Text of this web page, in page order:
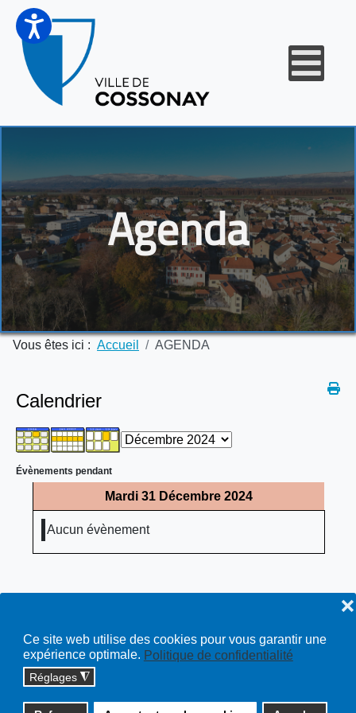
Ce site web utilise des cookies pour vous garantir une
expérience optimale. Politique de confidentialité
Réglages ◮
❌
Agenda
Vous êtes ici : Accueil AGENDA
Calendrier
Évènements pendant
Mardi 31 Décembre 2024
Aucun évènement
Copyright © 2026 cossonay.ch - tous droits réservés | site :